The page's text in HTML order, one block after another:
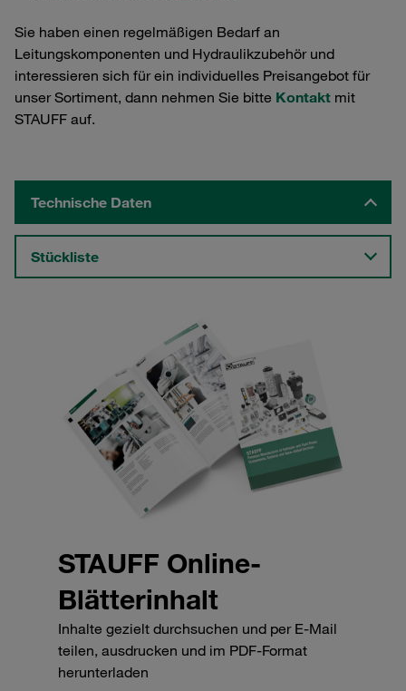
Sie haben einen regelmäßigen Bedarf an
Leitungskomponenten und Hydraulikzubehör und
interessieren sich für ein individuelles Preisangebot für
unser Sortiment, dann nehmen Sie bitte Kontakt mit
STAUFF auf.
Technische Daten
Stückliste
STAUFF Online-
Blätterinhalt
Inhalte gezielt durchsuchen und per E-Mail
teilen, ausdrucken und im PDF-Format
herunterladen